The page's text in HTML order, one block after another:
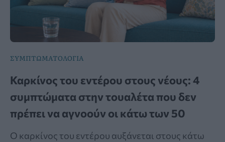
ΣΥΜΠΤΩΜΑΤΟΛΟΓΙΑ
Καρκίνος του εντέρου στους νέους: 4
συμπτώματα στην τουαλέτα που δεν
πρέπει να αγνοούν οι κάτω των 50
Ο καρκίνος του εντέρου αυξάνεται στους κάτω